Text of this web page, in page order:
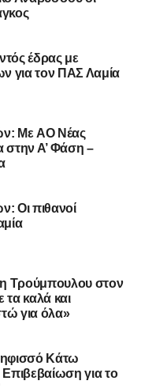
Στάγκο
την
Στάγκου.
στις
γεμάτη χρονιά
παρελθόν
και από ομάδες
S. Maria
την
Απόλλωνα Σμύρνης.
Σαρωνικού και
Newsγια να
έδρας με
για τον ΠΑΣ Λαμία
Με AO Nέας
στην Α’ Φάση –
Οι πιθανοί
Τρούμπουλου στον
καλά και
για όλα»
Κάτω
για το